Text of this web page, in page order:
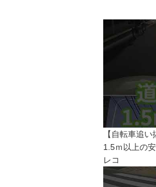
【自転車追
1.5ｍ以上の
レコ